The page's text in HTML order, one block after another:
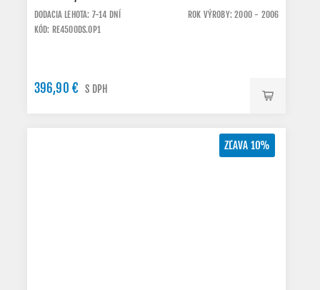
DODACIA LEHOTA: 7-14 DNÍ
ROK VÝROBY: 2000 - 2006
KÓD: RE4500DS.OP1
396,90 € S DPH
ZĽAVA 10%